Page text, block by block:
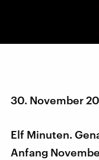
30. November
Elf Minuten.
Anfang